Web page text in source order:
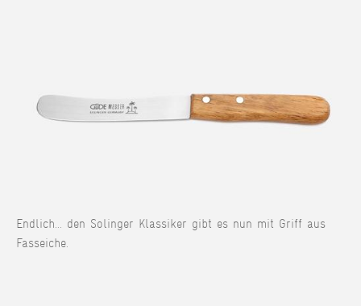
Endlich... den Solinger Klassiker gibt es nun mit Griff aus
Fasseiche.